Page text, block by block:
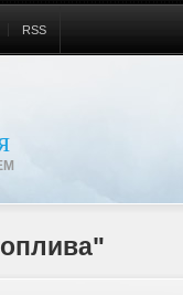
RSS